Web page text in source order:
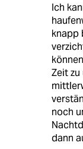
Ich
knapp
Zeit
noch
dann